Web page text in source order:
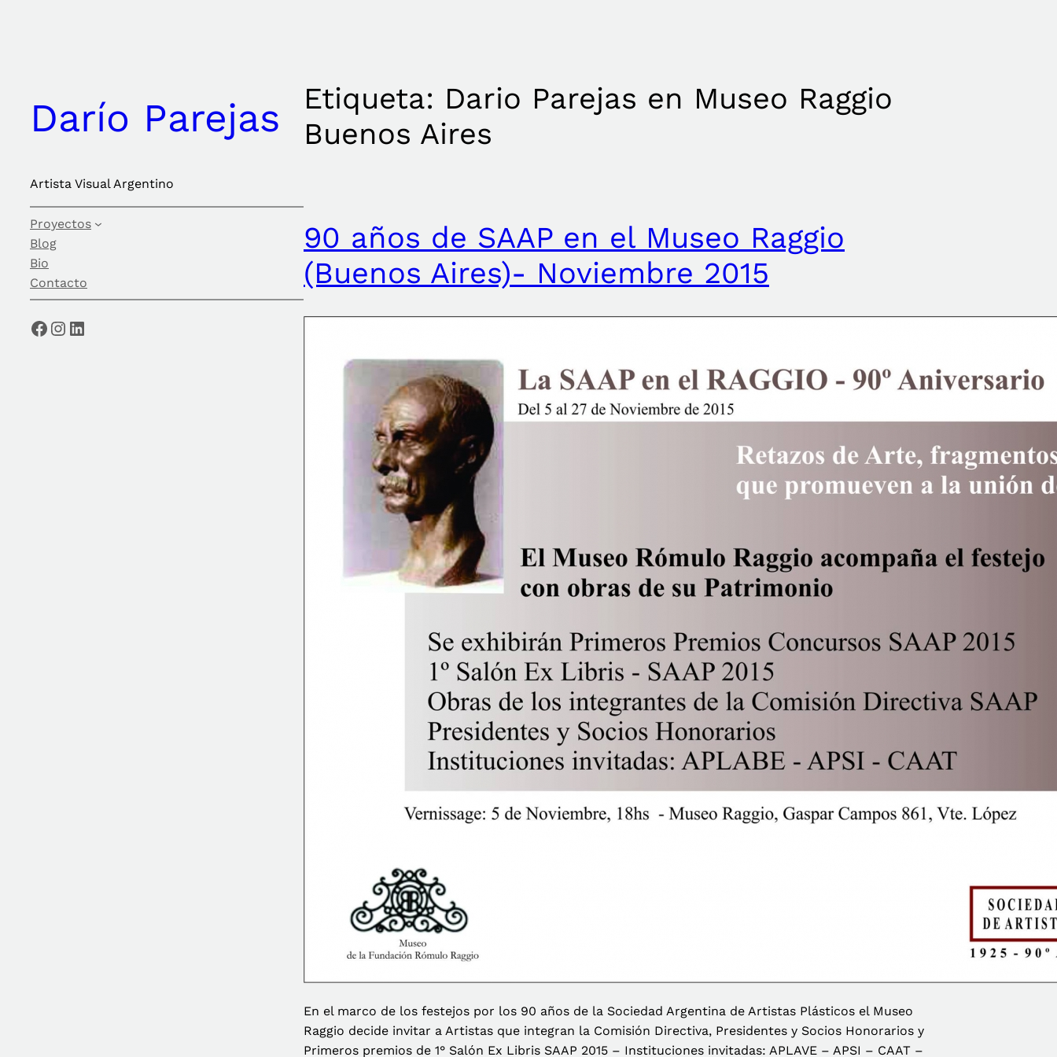
Darío Parejas
Artista Visual Argentino
Proyectos
Blog
Bio
Contacto
Facebook Instagram LinkedIn
Etiqueta: Dario Parejas en Museo Raggio
Buenos Aires
90 años de SAAP en el Museo Raggio
(Buenos Aires)- Noviembre 2015
En el marco de los festejos por los 90 años de la Sociedad Argentina de Artistas Plásticos el Museo
Raggio decide invitar a Artistas que integran la Comisión Directiva, Presidentes y Socios Honorarios y
Primeros premios de 1° Salón Ex Libris SAAP 2015 – Instituciones invitadas: APLAVE – APSI – CAAT –